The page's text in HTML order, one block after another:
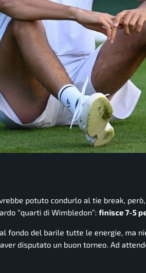
potuto condurlo al tie break, però,
“quarti di Wimbledon”: finisce 7-5
fondo del barile tutte le energie, ma
disputato un buon torneo. Ad